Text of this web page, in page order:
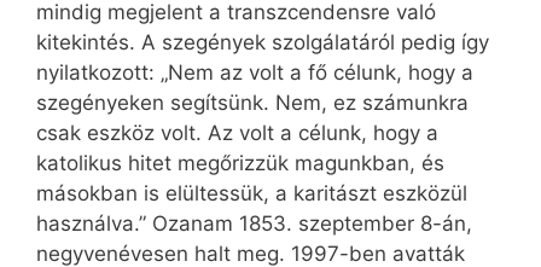
mindig megjelent a transzcendensre való
kitekintés. A szegények szolgálatáról pedig így
nyilatkozott: „Nem az volt a fő célunk, hogy a
szegényeken segítsünk. Nem, ez számunkra
csak eszköz volt. Az volt a célunk, hogy a
katolikus hitet megőrizzük magunkban, és
másokban is elültessük, a karitászt eszközül
használva.” Ozanam 1853. szeptember 8-án,
negyvenévesen halt meg. 1997-ben avatták